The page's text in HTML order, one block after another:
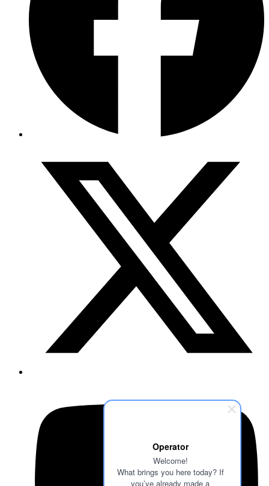
Operator
Welcome!
What brings you here today? If
you’ve already made a